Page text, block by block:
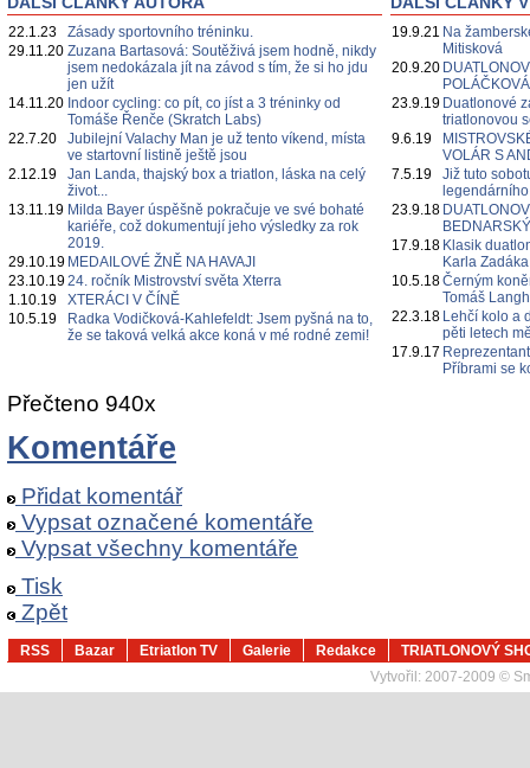
22.1.23
Zásady sportovního tréninku.
29.11.20 Zuzana Bartasová: Soutěživá jsem hodně, nikdy
jsem nedokázala jít na závod s tím, že si ho jdu
jen užít
14.11.20 Indoor cycling: co pít, co jíst a 3 tréninky od
Tomáše Řenče (Skratch Labs)
22.7.20
Jubilejní Valachy Man je už tento víkend, místa
ve startovní listině ještě jsou
2.12.19
Jan Landa, thajský box a triatlon, láska na celý
život...
13.11.19 Milda Bayer úspěšně pokračuje ve své bohaté
kariéře, což dokumentují jeho výsledky za rok
2019.
29.10.19 MEDAILOVÉ ŽNĚ NA HAVAJI
23.10.1924. ročník Mistrovství světa Xterra
1.10.19
XTERÁCI V ČÍNĚ
10.5.19
Radka Vodičková-Kahlefeldt: Jsem pyšná na to,
že se taková velká akce koná v mé rodné zemi!
19.9.21 Na
Mitisková
20.9.20
23.9.19 Duatlonové
triatlonovou
9.6.19
VOLÁR S
7.5.19
Již tuto
23.9.18
17.9.18 Klasik
Karla Zadáka
10.5.18Černým
Tomáš
22.3.18 Lehčí kolo a
pěti letech
17.9.17
Příbrami se
Přečteno 940x
Komentáře
Přidat komentář
Vypsat označené komentáře
Vypsat všechny komentáře
Tisk
Zpět
RSS Bazar Etriatlon TV Galerie Redakce
TRIATLONOVÝ
Vytvořil: 2007-2009 ©